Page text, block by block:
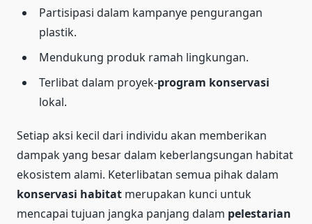
Partisipasi dalam kampanye pengurangan
plastik.
Mendukung produk ramah lingkungan.
Terlibat dalam proyek-program konservasi
lokal.
Setiap aksi kecil dari individu akan memberikan
dampak yang besar dalam keberlangsungan habitat
ekosistem alami. Keterlibatan semua pihak dalam
konservasi habitat merupakan kunci untuk
mencapai tujuan jangka panjang dalam pelestarian